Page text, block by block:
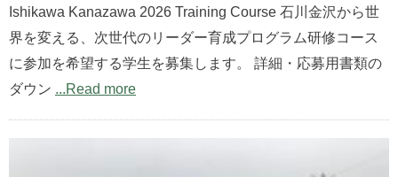
Ishikawa Kanazawa 2026 Training Course 石川金沢から世
界を変える、次世代のリーダー育成プログラム研修コース
に参加を希望する学生を募集します。 詳細・応募用書類の
ダウン ...Read more